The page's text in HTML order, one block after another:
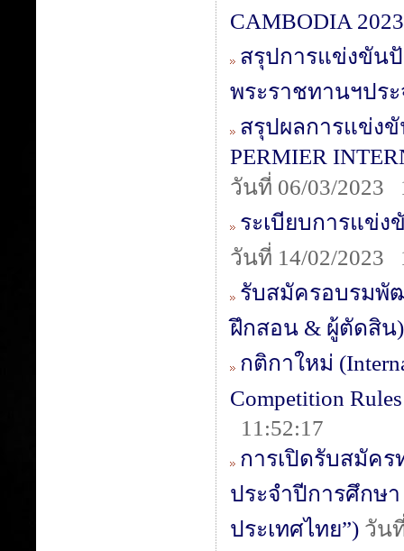
CAMBODIA 2023
สรุปการแข่งขัน
พระราชทานฯ​ประ
สรุปผลการแข่ง
PERMIER
วันที่ 06/03/2023
ระเบียบการแข่ง
วันที่ 14/02/2023
รับสมัครอบรมพั
ฝึกสอน & ผู้ตัดสิน)
กติกาใหม่
Competition
11:52:17
การเปิดรับสมัค
ประจำปีการศึกษ
ประเทศไทย”) วัน